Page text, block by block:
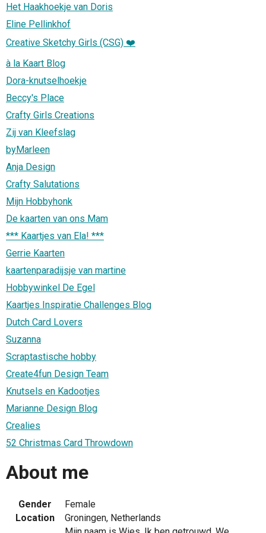
Het Haakhoekje van Doris
Eline Pellinkhof
Creative Sketchy Girls (CSG) ❤️
à la Kaart Blog
Dora-knutselhoekje
Beccy's Place
Crafty Girls Creations
Zij van Kleefslag
byMarleen
Anja Design
Crafty Salutations
Mijn Hobbyhonk
De kaarten van ons Mam
*** Kaartjes van Ela! ***
Gerrie Kaarten
kaartenparadijsje van martine
Hobbywinkel De Egel
Kaartjes Inspiratie Challenges Blog
Dutch Card Lovers
Suzanna
Scraptastische hobby
Create4fun Design Team
Knutsels en Kadootjes
Marianne Design Blog
Crealies
52 Christmas Card Throwdown
About me
Gender
Female
Location
Groningen, Netherlands